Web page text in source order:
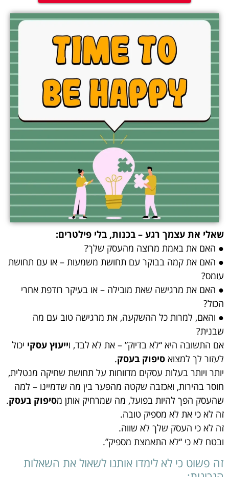
שאלי את עצמך רגע – בכנות, בלי פילטרים:
● האם את באמת מרוצה מהעסק שלך?
● האם את קמה בבוקר עם תחושת משמעות – או עם תחושת
עומס?
● האם את מרגישה שאת מובילה – או בעיקר רודפת אחרי
הכול?
● והאם, למרות כל ההשקעה, את מרגישה טוב עם מה
שבנית?
אם התשובה היא “לא בדיוק” – את לא לבד, וייעוץ עסקי יכול
לעזור לך למצוא סיפוק בעסק.
יותר ויותר בעלות עסקים מדווחות על תחושת שחיקה מנטלית,
חוסר בהירות, ואכזבה שקטה מהפער בין מה שדמיינו – למה
שהעסק הפך להיות בפועל, מה שמרחיק אותן מסיפוק בעסק.
זה לא כי את לא מספיק טובה.
זה לא כי העסק שלך לא שווה.
ובטח לא כי “לא התאמצת מספיק”.
זה פשוט כי לא לימדו אותנו לשאול את השאלות